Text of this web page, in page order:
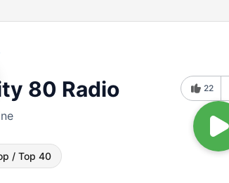
80 Radio
/ Top 40
22